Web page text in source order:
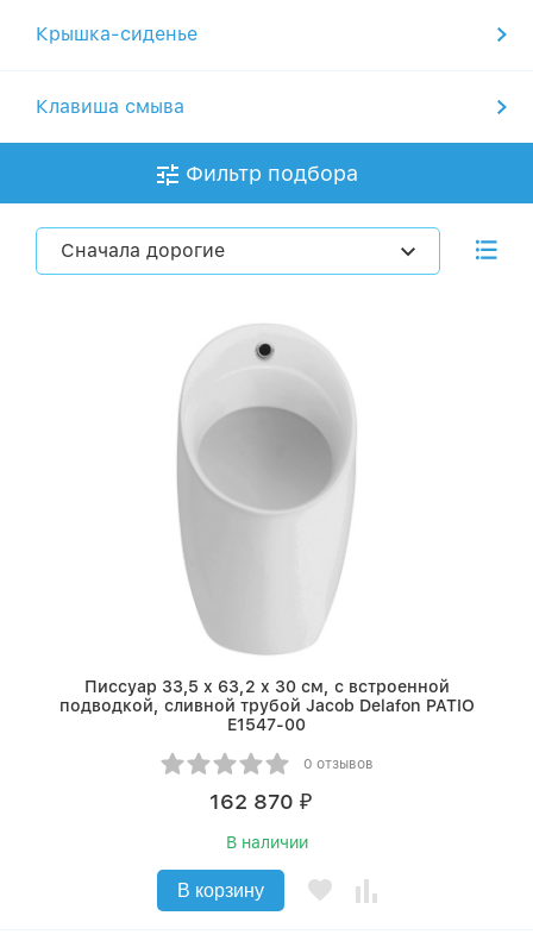
Крышка-сиденье
Клавиша смыва
Фильтр подбора
Сначала дорогие
Писсуар 33,5 x 63,2 x 30 см, с встроенной
подводкой, сливной трубой Jacob Delafon PATIO
E1547-00
0 отзывов
162 870 ₽
В наличии
В корзину